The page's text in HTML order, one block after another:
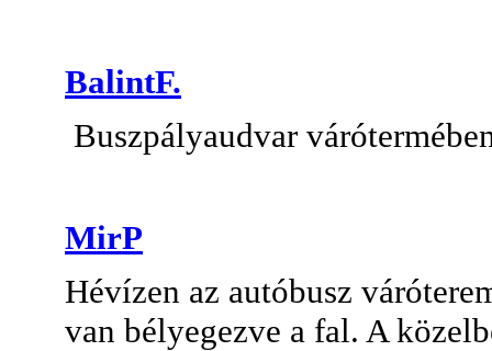
BalintF.
Buszpályaudvar
MirP
Hévízen az autóbusz
van bélyegezve a fal. A